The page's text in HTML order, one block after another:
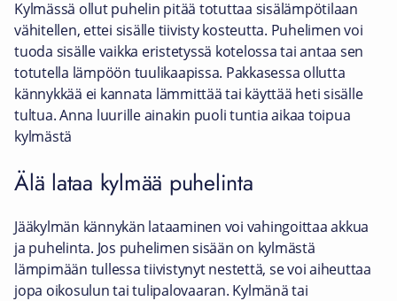
Kylmässä ollut puhelin pitää totuttaa sisälämpötilaan
vähitellen, ettei sisälle tiivisty kosteutta. Puhelimen voi
tuoda sisälle vaikka eristetyssä kotelossa tai antaa sen
totutella lämpöön tuulikaapissa. Pakkasessa ollutta
kännykkää ei kannata lämmittää tai käyttää heti sisälle
tultua. Anna luurille ainakin puoli tuntia aikaa toipua
kylmästä
Älä lataa kylmää puhelinta
Jääkylmän kännykän lataaminen voi vahingoittaa akkua
ja puhelinta. Jos puhelimen sisään on kylmästä
lämpimään tullessa tiivistynyt nestettä, se voi aiheuttaa
jopa oikosulun tai tulipalovaaran. Kylmänä tai